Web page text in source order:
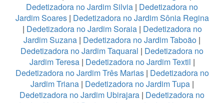
Dedetizadora no Jardim Silvia | Dedetizadora no
Jardim Soares| Dedetizadora no Jardim Sônia Regina
| Dedetizadora no Jardim Soraia| Dedetizadora no
Jardim Suzana | Dedetizadora no Jardim Taboão |
Dedetizadora no Jardim Taquaral | Dedetizadora no
Jardim Teresa| Dedetizadora no Jardim Textil |
Dedetizadora no Jardim Três Marias| Dedetizadora no
Jardim Triana| Dedetizadora no Jardim Tupa|
Dedetizadora no Jardim Ubirajara | Dedetizadora no